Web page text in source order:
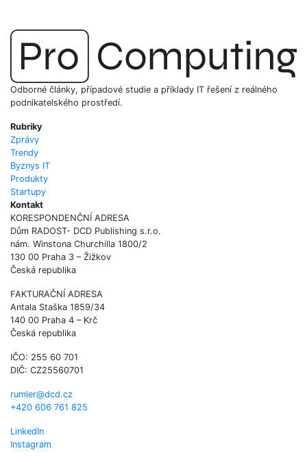
Odborné články, případové studie a příklady IT řešení z reálného
podnikatelského prostředí.
Rubriky
Zprávy
Trendy
Byznys IT
Produkty
Startupy
Kontakt
KORESPONDENČNÍ ADRESA
Dům RADOST- DCD Publishing s.r.o.
nám. Winstona Churchilla 1800/2
130 00 Praha 3 – Žižkov
Česká republika
FAKTURAČNÍ ADRESA
Antala Staška 1859/34
140 00 Praha 4 – Krč
Česká republika
IČO: 255 60 701
DIČ: CZ25560701
rumler@dcd.cz
+420 606 761 825
LinkedIn
Instagram